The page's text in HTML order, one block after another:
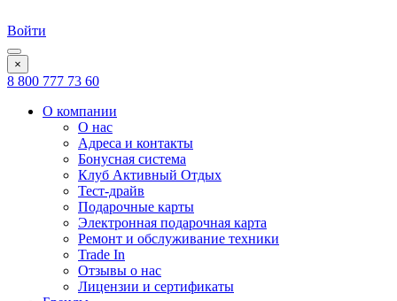
Войти
×
8 800 777 73 60
О компании
О нас
Адреса и контакты
Бонусная система
Клуб Активный Отдых
Тест-драйв
Подарочные карты
Электронная подарочная карта
Ремонт и обслуживание техники
Trade In
Отзывы о нас
Лицензии и сертификаты